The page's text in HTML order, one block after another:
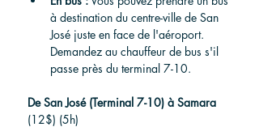
à destination du centre-ville de San
José juste en face de l'aéroport.
Demandez au chauffeur de bus s'il
passe près du terminal 7-10.
De San José (Terminal 7-10) à Samara
(12$) (5h)